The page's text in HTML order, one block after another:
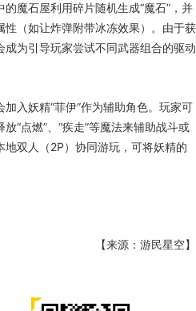
魔石屋利用碎片随机生成“魔石”，并
（如让炸弹附带冰冻效果）。由于获
为引导玩家尝试不同武器组合的驱动
入妖精“菲伊”作为辅助角色。玩家可
“点燃”、“疾走”等魔法来辅助战斗或
双人（2P）协同游玩，可将妖精的
【来源：游民星空】